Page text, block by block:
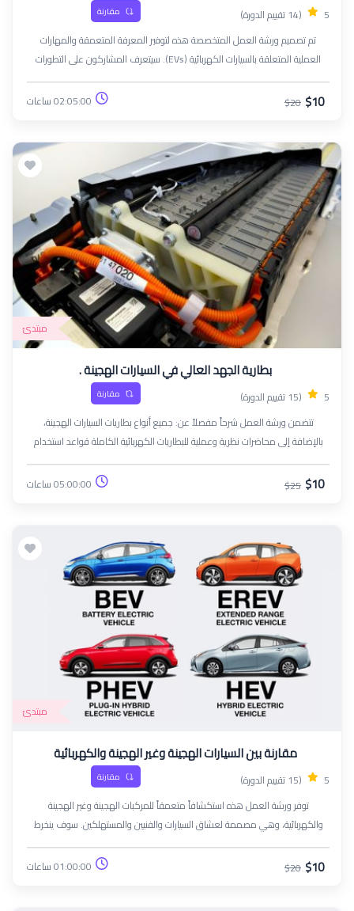
5 (14 تقييم الدورة) مقارنة
تم تصميم ورشة العمل المتخصصة هذه لتوفير المعرفة المتعمقة والمهارات
العملية المتعلقة بالسيارات الكهربائية (EVs). سيتعرف المشاركون على التطورات
التكنولوجية والأنظمة وممارسات الصيانة التي تنفرد بها السيارات الكهربائية، مما
يؤهلهم للعمل في قطاع السيارات سريع التطور.
$10
$20 02:05:00 ساعات
مبتدئ
بطارية الجهد العالي في السيارات الهجينة .
5 (15 تقييم الدورة) مقارنة
تتضمن ورشة العمل شرحاً مفصلاً عن: جميع أنواع بطاريات السيارات الهجينة،
بالإضافة إلى محاضرات نظرية وعملية للبطاريات الكهربائية الكاملة قواعد استخدام
معدات السلامة العامة أجزاء النظام ومبدأ تشغيله، والتدفق الكهربائي من البطارية
وإليها الطرق الصحيحة للفك والتركيب محاضرات متخصصة حول كيفية استخدام جهاز
$10
$25 05:00:00 ساعات
مبتدئ
مقارنة بين السيارات الهجينة وغير الهجينة والكهربائية
5 (15 تقييم الدورة) مقارنة
توفر ورشة العمل هذه استكشافاً متعمقاً للمركبات الهجينة وغير الهجينة
والكهربائية، وهي مصممة لعشاق السيارات والفنيين والمستهلكين. سوف ينخرط
المشاركون في مناقشات تفاعلية وأنشطة عملية لفهم الميكانيكا والأداء والتأثيرات
$10
$20 01:00:00 ساعات